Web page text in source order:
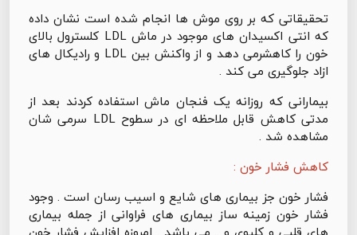
تحقیقاتی که بر روی موش ها انجام شده است نشان داده
که انتی اکسیدان های موجود در ماش LDL کلسترول بالای
خون را کاهشرمی دهد و از واکنش بین LDL و رادیکال های
ازاد جلوگیری می کند .
بیمارانی که روزانه یک فنجان ماش استفاده کردند بعد از
مدتی کاهش قابل ملاحظه ای در سطوح LDL سرمی شان
مشاهده شد .
کاهش فشار خون :
فشار خون جز بیماری های شایع و اسیب رسان است . وجود
فشار خون زمینه ساز بیماری های فراوانی از جمله بیماری